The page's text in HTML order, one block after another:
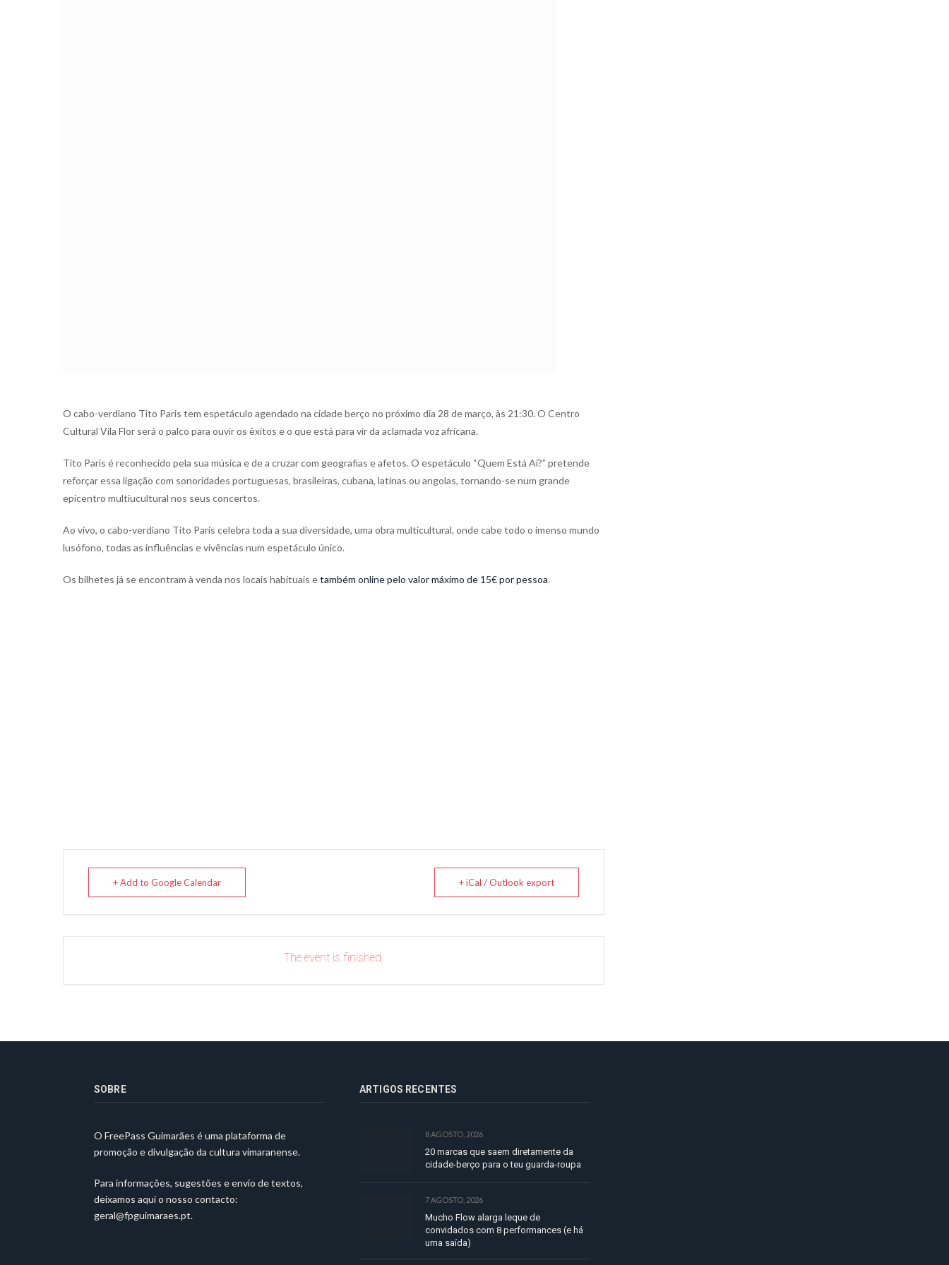
O cabo-verdiano Tito Paris tem espetáculo agendado na cidade berço no próximo dia 28 de março, às 21:30. O Centro
Cultural Vila Flor será o palco para ouvir os êxitos e o que está para vir da aclamada voz africana.
Tito Paris é reconhecido pela sua música e de a cruzar com geografias e afetos. O espetáculo “Quem Está Aí?” pretende
reforçar essa ligação com sonoridades portuguesas, brasileiras, cubana, latinas ou angolas, tornando-se num grande
epicentro multiucultural nos seus concertos.
Ao vivo, o cabo-verdiano Tito Paris celebra toda a sua diversidade, uma obra multicultural, onde cabe todo o imenso mundo
lusófono, todas as influências e vivências num espetáculo único.
Os bilhetes já se encontram à venda nos locais habituais etambém online pelo valor máximo de 15€ por pessoa.
+ Add to Google Calendar + iCal / Outlook export
The event is finished.
SOBRE
O FreePass Guimarães é uma plataforma de
promoção e divulgação da cultura vimaranense.
Para informações, sugestões e envio de textos,
deixamos aqui o nosso contacto:
geral@fpguimaraes.pt.
ARTIGOS RECENTES
8 AGOSTO, 2026
20 marcas que saem diretamente da
cidade-berço para o teu guarda-roupa
7 AGOSTO, 2026
Mucho Flow alarga leque de
convidados com 8 performances (e há
uma saída)